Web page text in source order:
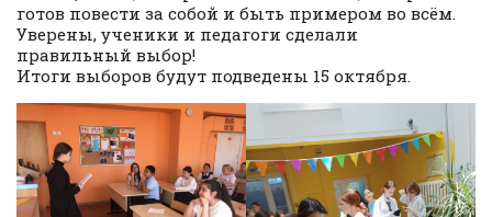
готов повести за собой и быть примером во всём.
Уверены, ученики и педагоги сделали
правильный выбор!
Итоги выборов будут подведены 15 октября.